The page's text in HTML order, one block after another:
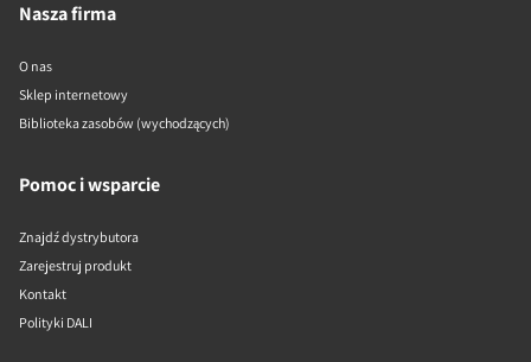
Nasza firma
O nas
Sklep internetowy
Biblioteka zasobów (wychodzących)
Pomoc i wsparcie
Znajdź dystrybutora
Zarejestruj produkt
Kontakt
Polityki DALI